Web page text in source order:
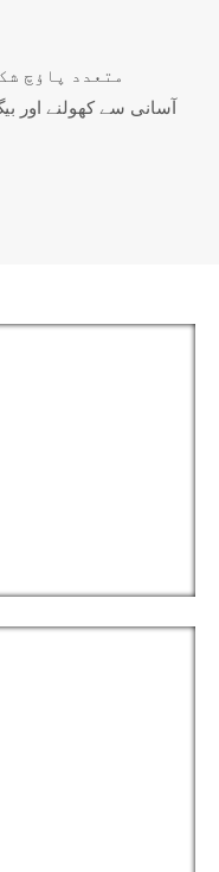
متعدد پاؤچ
آسانی سے کھولنے اور